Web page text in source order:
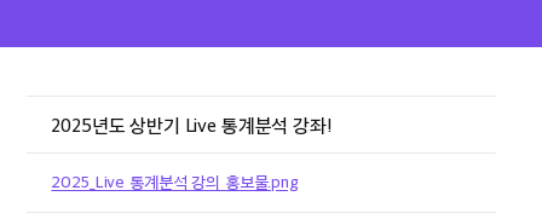
2025년도 상반기 Live 통계분석 강좌!
2025_Live 통계분석 강의 홍보물.png